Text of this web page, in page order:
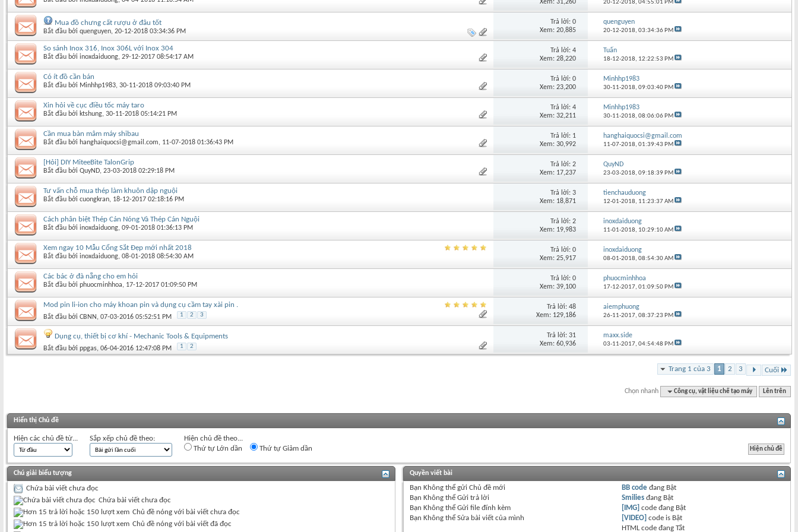
Xem: 31,260 20-12-2018,04:55:01 PM
Mua đồ chưng cất rượu ở đâu tốt
Bắt đầu bởi quenguyen‎, 20-12-2018 03:34:36 PM
Trả lời: 0
Xem: 20,885
quenguyen
20-12-2018,03:34:36 PM
So sánh Inox 316, Inox 306L với Inox 304
Bắt đầu bởi inoxdaiduong‎, 29-12-2017 08:54:17 AM
Trả lời: 4
Xem: 28,220
Tuấn
18-12-2018, 12:22:53 PM
Có ít đồ cần bán
Bắt đầu bởi Minhhp1983‎, 30-11-2018 09:03:40 PM
Trả lời: 0
Xem: 23,200
Minhhp1983
30-11-2018,09:03:40 PM
Xin hỏi về cục điều tốc máy taro
Bắt đầu bởi ktshung‎, 30-11-2018 05:14:21 PM
Trả lời: 4
Xem: 32,211
Minhhp1983
30-11-2018,08:06:06 PM
Cần mua bàn mâm máy shibau
Bắt đầu bởi hanghaiquocsi@gmail.com‎, 11-07-2018 01:36:43 PM
Trả lời: 1
Xem: 30,992
hanghaiquocsi@gmail.com
11-07-2018,01:39:43 PM
[Hỏi] DIY MiteeBite TalonGrip
Bắt đầu bởi QuyND‎, 23-03-2018 02:29:18 PM
Trả lời: 2
Xem: 17,237
QuyND
23-03-2018,09:18:39 PM
Tư vấn chỗ mua thép làm khuôn dập nguội
Bắt đầu bởi cuongkran‎, 18-12-2017 02:18:16 PM
Trả lời: 3
Xem: 18,871
tienchauduong
12-01-2018, 11:23:37 AM
Cách phân biệt Thép Cán Nóng Và Thép Cán Nguội
Bắt đầu bởi inoxdaiduong‎, 09-01-2018 01:36:13 PM
Trả lời: 2
Xem: 19,983
inoxdaiduong
11-01-2018, 10:29:10 AM
Xem ngay 10 Mẫu Cổng Sắt Đẹp mới nhất 2018
Bắt đầu bởi inoxdaiduong‎, 08-01-2018 08:54:30 AM
Trả lời: 0
Xem: 25,917
inoxdaiduong
08-01-2018,08:54:30 AM
Các bác ở đà nẵng cho em hỏi
Bắt đầu bởi phuocminhhoa‎, 17-12-2017 01:09:50 PM
Trả lời: 0
Xem: 39,100
phuocminhhoa
17-12-2017,01:09:50 PM
Mod pin li-ion cho máy khoan pin và dụng cụ cầm tay xài pin .
Bắt đầu bởi CBNN ‎, 07-03-2016 05:52:51 PM 1 2 3
Trả lời: 48
Xem: 129,186
aiemphuong
26-11-2017,08:37:23 PM
Dụng cụ, thiết bị cơ khí - Mechanic Tools & Equipments
Bắt đầu bởi ppgas‎, 06-04-2016 12:47:08 PM 1 2
Trả lời: 31
Xem: 60,936
maxx.side
03-11-2017,04:54:48 PM
Trang 1 của 3 1 2 3 Cuối
Chọn nhanh Công cụ, vật liệu chế tạo máy Lên trên
Hiển thị Chủ đề
Hiện các chủ đề từ... Sắp xếp chủ đề theo:
Hiện chủ đề theo...
Thứ tự Lớn dần
Thứ tự Giảm dần
Chú giải biểu tượng
Chứa bài viết chưa đọc
Chứa bài viết chưa đọc
Chủ đề nóng với bài viết chưa đọc
Chủ đề nóng với bài viết đã đọc
Quyền viết bài
Bạn Không thểgửi Chủ đề mới
Bạn Không thểGửi trả lời
Bạn Không thểGửi file đính kèm
Bạn Không thểSửa bài viết của mình
BB code đang Bật
Smilies đang Bật
[IMG] code đang Bật
[VIDEO] code is Bật
HTML code đangTắt